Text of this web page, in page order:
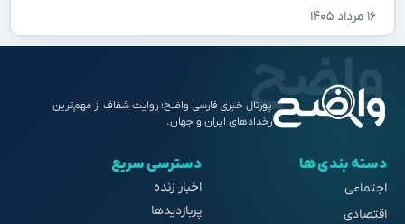
۱۶ مرداد ۱۴۰۵
پورتال خبری فارسی واضح؛ روایت شفاف از مهم‌ترین
رخدادهای ایران و جهان.
دسته بندی ها
اجتماعی
اقتصادی
دسترسی سریع
اخبار زنده
پربازدیدها